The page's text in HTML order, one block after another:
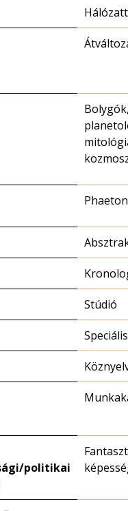
Phaeton
Stúdió
politikai